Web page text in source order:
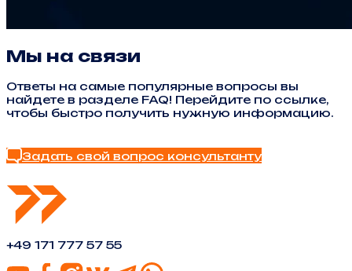
Мы на связи
Ответы на самые популярные вопросы вы
найдете в разделе FAQ! Перейдите по ссылке,
чтобы быстро получить нужную информацию.
Задать свой вопрос консультанту
+49 171 777 57 55